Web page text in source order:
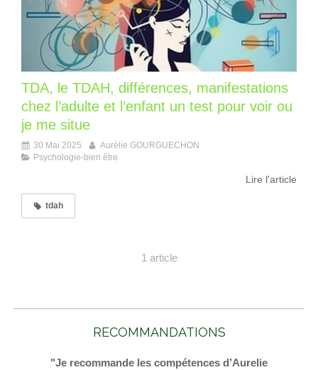
TDA, le TDAH, différences, manifestations
chez l’adulte et l’enfant un test pour voir ou
je me situe
30 Mai 2025
Aurélie GOURGUECHON
Psychologie-bien être
Lire l'article
tdah
1 article
RECOMMANDATIONS
"Je recommande les compétences d’Aurelie